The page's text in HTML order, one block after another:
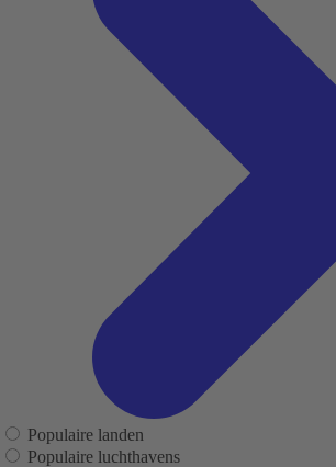
Populaire landen
Populaire luchthavens